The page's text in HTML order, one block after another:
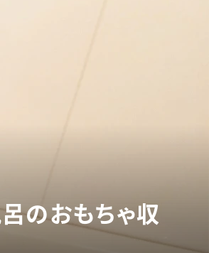
のおもちゃ収